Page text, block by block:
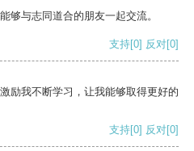
够与志同道合的朋友一起交流。
支持[0] 反对[0]
励我不断学习，让我能够取得更好的
支持[0] 反对[0]